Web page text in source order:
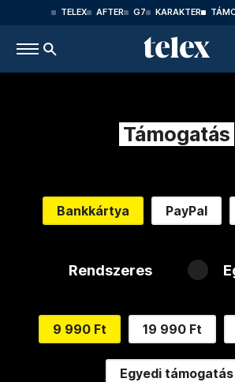
TELEX AFTER G7 KARAKTER
Támogatás
Bankkártya PayPal
Rendszeres
9 990 Ft 19 990 Ft
Egyedi támogatás